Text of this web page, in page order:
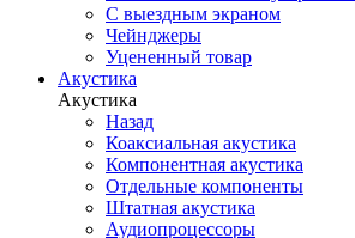
С выездным экраном
Чейнджеры
Уцененный товар
Акустика
Акустика
Назад
Коаксиальная акустика
Компонентная акустика
Отдельные компоненты
Штатная акустика
Аудиопроцессоры